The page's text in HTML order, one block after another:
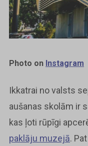
Photo on Instagram
Ikkatrai no valsts
aušanas skolām ir
kas ļoti rūpīgi
paklāju muzejā.